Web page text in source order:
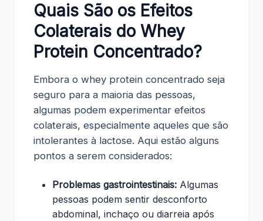
Quais São os Efeitos
Colaterais do Whey
Protein Concentrado?
Embora o whey protein concentrado seja
seguro para a maioria das pessoas,
algumas podem experimentar efeitos
colaterais, especialmente aqueles que são
intolerantes à lactose. Aqui estão alguns
pontos a serem considerados:
Problemas gastrointestinais: Algumas
pessoas podem sentir desconforto
abdominal, inchaço ou diarreia após